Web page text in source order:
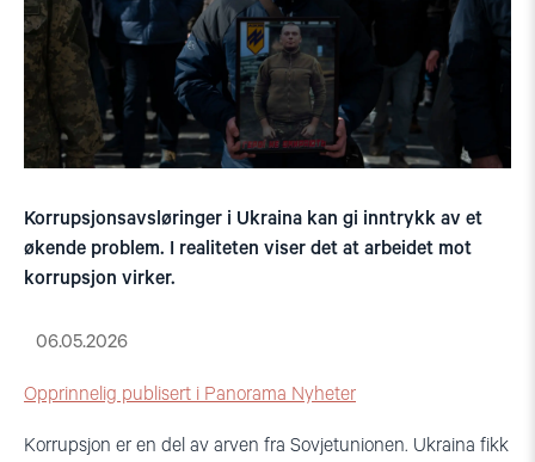
Korrupsjonsavsløringer i Ukraina kan gi inntrykk av et
økende problem. I realiteten viser det at arbeidet mot
korrupsjon virker.
06.05.2026
Opprinnelig publisert i Panorama Nyheter
Korrupsjon er en del av arven fra Sovjetunionen. Ukraina fikk